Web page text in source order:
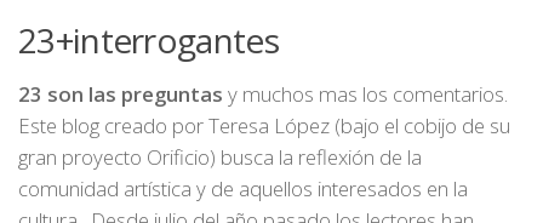
23+interrogantes
23 son las preguntas y muchos mas los comentarios.
Este blog creado por Teresa López (bajo el cobijo de su
gran proyecto Orificio) busca la reflexión de la
comunidad artística y de aquellos interesados en la